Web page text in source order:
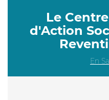
Le
d'Action
En